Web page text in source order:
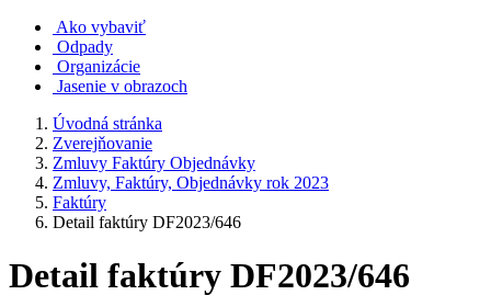
Ako vybaviť
Odpady
Organizácie
Jasenie v obrazoch
Úvodná stránka
Zverejňovanie
Zmluvy Faktúry Objednávky
Zmluvy, Faktúry, Objednávky rok 2023
Faktúry
Detail faktúry DF2023/646
Detail faktúry DF2023/646